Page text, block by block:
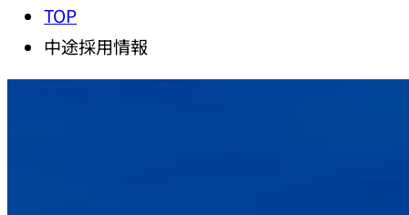
TOP
中途採用情報